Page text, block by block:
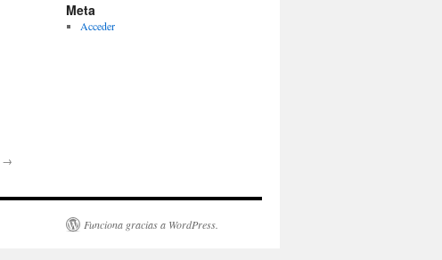
→
Meta
Acceder
Funciona gracias a WordPress.